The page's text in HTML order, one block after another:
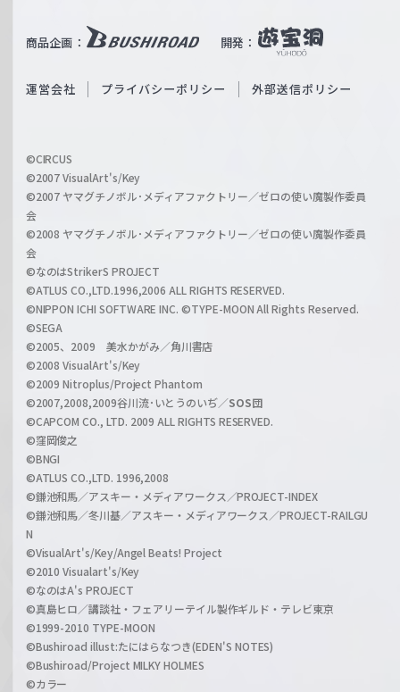
ß
c
a
r
z
商品企画： 開発：
b
O
i
l
h
a
n
l
運営会社 プライバシーポリシー 外部送信ポリシー
©CIRCUS
©2007 VisualArt's/Key
©2007 ヤマグチノボル･メディアファクトリー／ゼロの使い魔製作委員
会
©2008 ヤマグチノボル･メディアファクトリー／ゼロの使い魔製作委員
会
©なのはStrikerS PROJECT
©ATLUS CO.,LTD.1996,2006 ALL RIGHTS RESERVED.
©NIPPON ICHI SOFTWARE INC. ©TYPE-MOON All Rights Reserved.
©SEGA
©2005、2009 美水かがみ／角川書店
©2008 VisualArt's/Key
©2009 Nitroplus/Project Phantom
©2007,2008,2009谷川流･いとうのいぢ／SOS団
©CAPCOM CO., LTD. 2009 ALL RIGHTS RESERVED.
©窪岡俊之
©BNGI
©ATLUS CO.,LTD. 1996,2008
©鎌池和馬／アスキー・メディアワークス／PROJECT-INDEX
©鎌池和馬／冬川基／アスキー・メディアワークス／PROJECT-RAILGU
N
©VisualArt's/Key/Angel Beats! Project
©2010 Visualart's/Key
©なのはA's PROJECT
©真島ヒロ／講談社・フェアリーテイル製作ギルド・テレビ東京
©1999-2010 TYPE-MOON
©Bushiroad illust:たにはらなつき(EDEN'S NOTES)
©Bushiroad/Project MILKY HOLMES
©カラー